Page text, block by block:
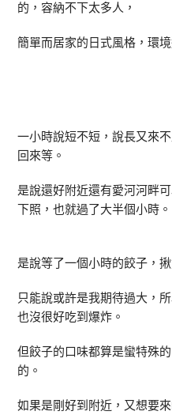
的，容納不下太多人，
簡單而居家的日式風格，環
一小時說短不短，說長又來
回來等。
是說還好附近還有愛河河畔
下照，也就過了大半個小時。
是說等了一個小時的餃子，
只能說或許是我期待過大，
也沒很好吃到爆炸。
但餃子的口味都算是蠻特殊
的。
如果是剛好到附近，又想要